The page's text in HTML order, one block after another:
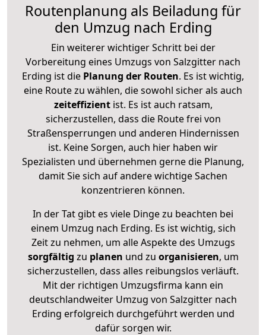
Routenplanung als Beiladung für
den Umzug nach Erding
Ein weiterer wichtiger Schritt bei der
Vorbereitung eines Umzugs von Salzgitter nach
Erding ist die Planung der Routen. Es ist wichtig,
eine Route zu wählen, die sowohl sicher als auch
zeiteffizientist. Es ist auch ratsam,
sicherzustellen, dass die Route frei von
Straßensperrungen und anderen Hindernissen
ist. Keine Sorgen, auch hier haben wir
Spezialisten und übernehmen gerne die Planung,
damit Sie sich auf andere wichtige Sachen
konzentrieren können.
In der Tat gibt es viele Dinge zu beachten bei
einem Umzug nach Erding. Es ist wichtig, sich
Zeit zu nehmen, um alle Aspekte des Umzugs
sorgfältig zu planen und zu organisieren, um
sicherzustellen, dass alles reibungslos verläuft.
Mit der richtigen Umzugsfirma kann ein
deutschlandweiter Umzug von Salzgitter nach
Erding erfolgreich durchgeführt werden und
dafür sorgen wir.